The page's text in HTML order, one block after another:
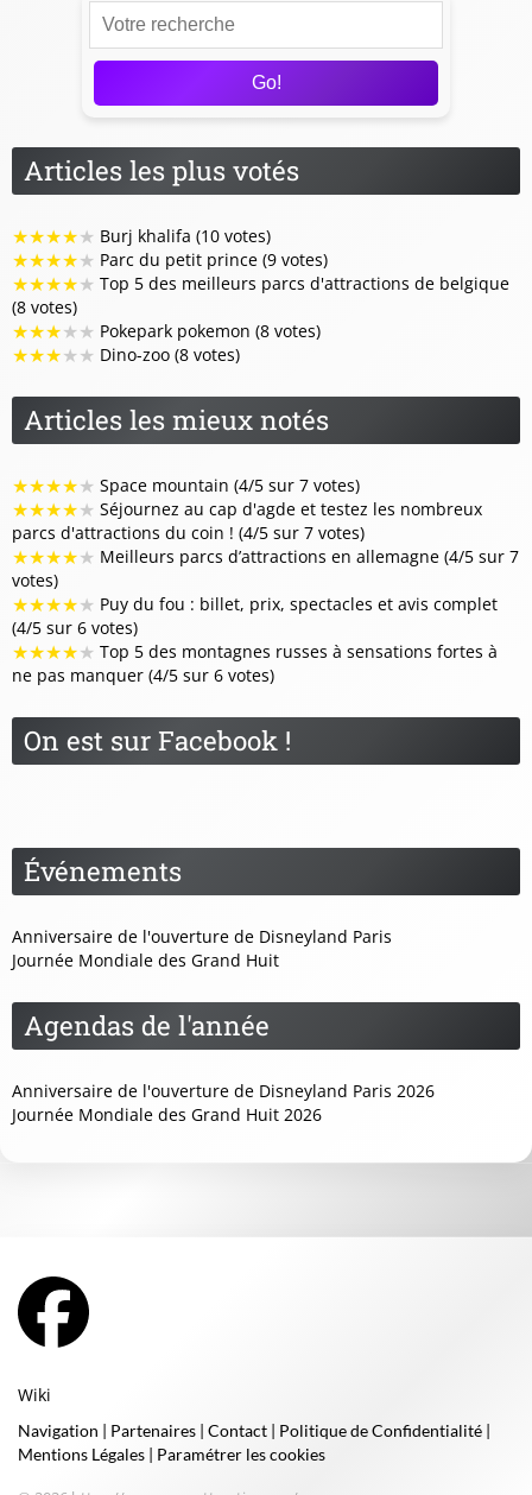
Go!
Articles les plus votés
★★★★★ Burj khalifa (10 votes)
★★★★★ Parc du petit prince (9 votes)
★★★★★ Top 5 des meilleurs parcs d'attractions de belgique
(8 votes)
★★★★★ Pokepark pokemon (8 votes)
★★★★★ Dino-zoo (8 votes)
Articles les mieux notés
★★★★★ Space mountain (4/5 sur 7 votes)
★★★★★ Séjournez au cap d'agde et testez les nombreux
parcs d'attractions du coin ! (4/5 sur 7 votes)
★★★★★ Meilleurs parcs d’attractions en allemagne (4/5 sur 7
votes)
★★★★★ Puy du fou : billet, prix, spectacles et avis complet
(4/5 sur 6 votes)
★★★★★ Top 5 des montagnes russes à sensations fortes à
ne pas manquer (4/5 sur 6 votes)
On est sur Facebook !
Événements
Anniversaire de l'ouverture de Disneyland Paris
Journée Mondiale des Grand Huit
Agendas de l'année
Anniversaire de l'ouverture de Disneyland Paris 2026
Journée Mondiale des Grand Huit 2026
Wiki
Navigation | Partenaires | Contact | Politique de Confidentialité |
Mentions Légales | Paramétrer les cookies